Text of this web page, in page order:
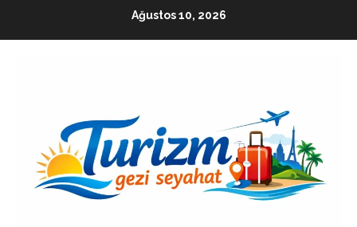
Ağustos 10, 2026